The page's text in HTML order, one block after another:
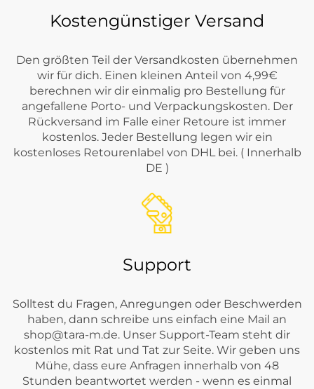
Kostengünstiger Versand
Den größten Teil der Versandkosten übernehmen
wir für dich. Einen kleinen Anteil von 4,99€
berechnen wir dir einmalig pro Bestellung für
angefallene Porto- und Verpackungskosten. Der
Rückversand im Falle einer Retoure ist immer
kostenlos. Jeder Bestellung legen wir ein
kostenloses Retourenlabel von DHL bei. ( Innerhalb
DE )
Support
Solltest du Fragen, Anregungen oder Beschwerden
haben, dann schreibe uns einfach eine Mail an
shop@tara-m.de. Unser Support-Team steht dir
kostenlos mit Rat und Tat zur Seite. Wir geben uns
Mühe, dass eure Anfragen innerhalb von 48
Stunden beantwortet werden - wenn es einmal